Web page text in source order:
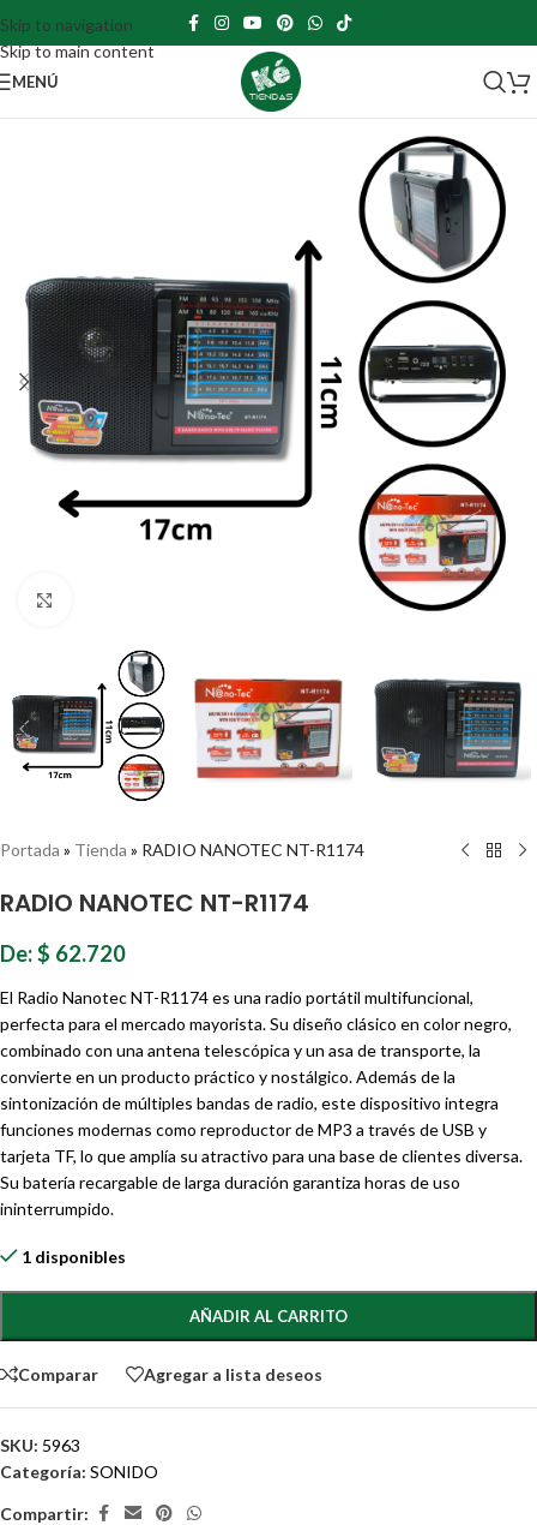
Skip to navigation
Skip to main content
MENÚ
Portada » Tienda » RADIO NANOTEC NT-R1174
RADIO NANOTEC NT-R1174
De:$ 62.720
El Radio Nanotec NT-R1174 es una radio portátil multifuncional,
perfecta para el mercado mayorista. Su diseño clásico en color negro,
combinado con una antena telescópica y un asa de transporte, la
convierte en un producto práctico y nostálgico. Además de la
sintonización de múltiples bandas de radio, este dispositivo integra
funciones modernas como reproductor de MP3 a través de USB y
tarjeta TF, lo que amplía su atractivo para una base de clientes diversa.
Su batería recargable de larga duración garantiza horas de uso
ininterrumpido.
1 disponibles
AÑADIR AL CARRITO
Comparar Agregar a lista deseos
SKU: 5963
Categoría: SONIDO
Compartir: